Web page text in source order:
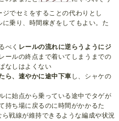
でセミをすることの代わりとし
乗り、時間稼ぎをしてもよい。た
べく レールの流れに逆らうようにジ
ールの終点まで着いてしまうまでの
なしはよくない
ら、速やかに途中下車 し、シャケの
に始点から乗っている途中でタゲが
持ち場に戻るのに時間がかかるた
戦線が維持できるような編成や状況